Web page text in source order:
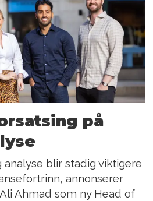
på
blir stadig viktigere
annonserer
Ahmad som ny Head of